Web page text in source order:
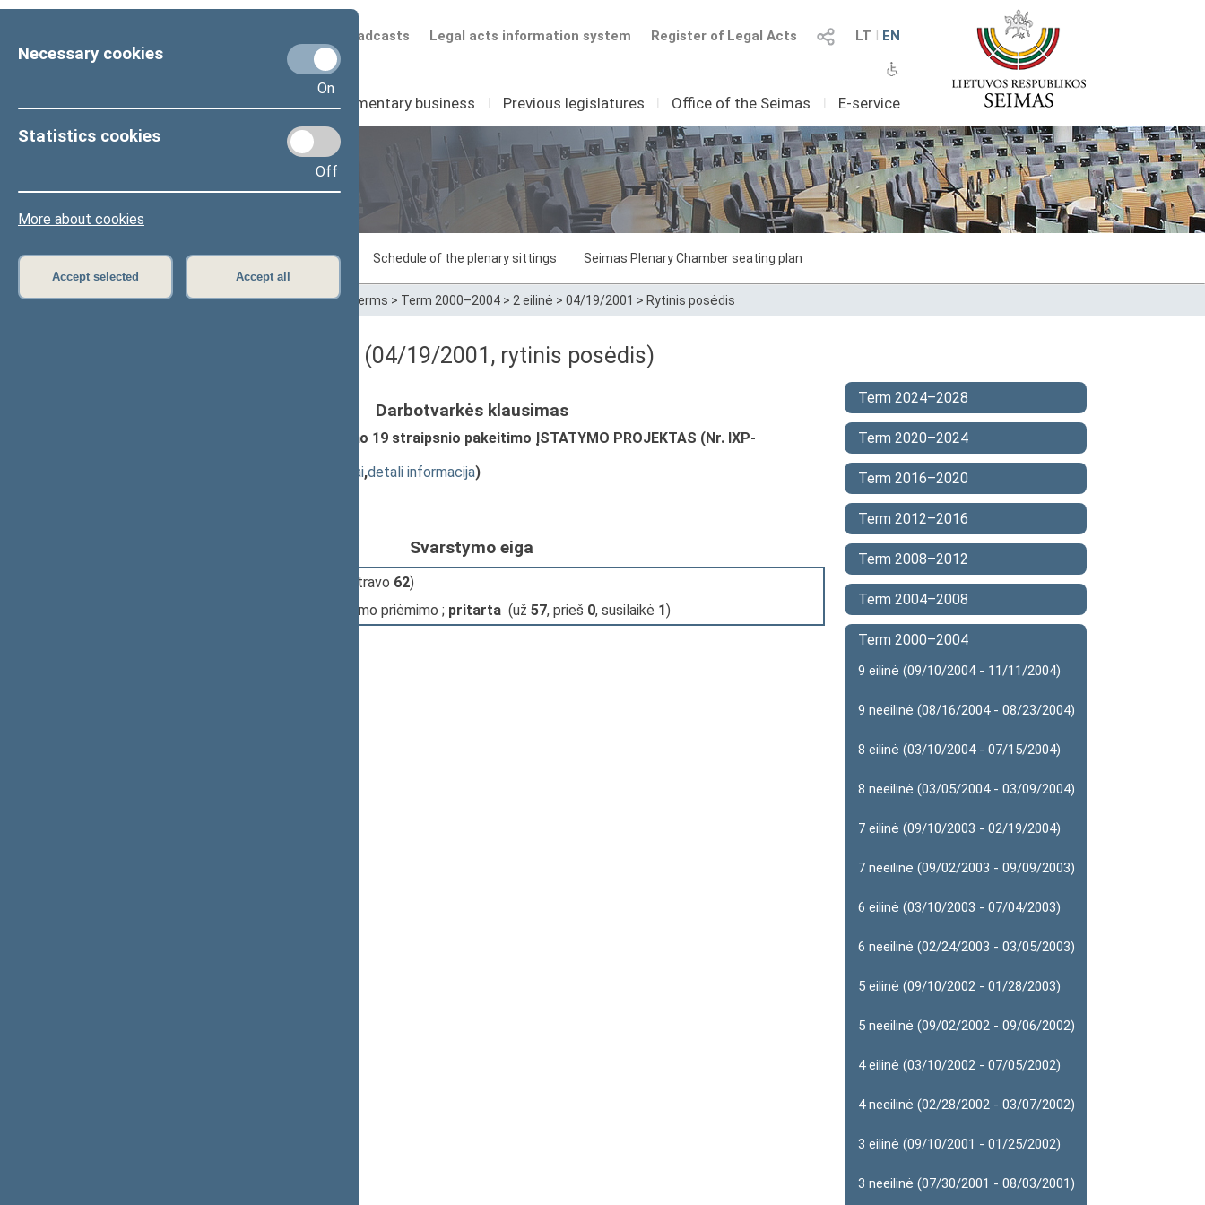
Necessary cookies
On
Statistics cookies
Off
More about cookies
Accept selected Accept all
LT I EN
Register of Legal Acts
Legal acts information system
Scheduled broadcasts
Seimas I Parliamentary business I Previous legislatures I Office of the Seimas I E-service
Sitting in progress Plenary sittings Schedule of the plenary sittings Seimas Plenary Chamber seating plan
Home>Plenary sittings>Parliamentary terms > Term 2000–2004 > 2 eilinė > 04/19/2001 > Rytinis posėdis
Darbotvarkės klausimas (04/19/2001, rytinis posėdis)
Darbotvarkės klausimas
Specialiųjų tyrimų tarnybos įstatymo 19 straipsnio pakeitimo ĮSTATYMO PROJEKTAS (Nr. IXP-
susiję dokumentai,detali informacija)
Svarstymo eiga
(užsiregistravo 62)
dėl įstatymo priėmimo ; pritarta (už 57, prieš 0, susilaikė 1)
Term 2024–2028
Term 2020–2024
Term 2016–2020
Term 2012–2016
Term 2008–2012
Term 2004–2008
Term 2000–2004
9 eilinė (09/10/2004 - 11/11/2004)
9 neeilinė (08/16/2004 - 08/23/2004)
8 eilinė (03/10/2004 - 07/15/2004)
8 neeilinė (03/05/2004 - 03/09/2004)
7 eilinė (09/10/2003 - 02/19/2004)
7 neeilinė (09/02/2003 - 09/09/2003)
6 eilinė (03/10/2003 - 07/04/2003)
6 neeilinė (02/24/2003 - 03/05/2003)
5 eilinė (09/10/2002 - 01/28/2003)
5 neeilinė (09/02/2002 - 09/06/2002)
4 eilinė (03/10/2002 - 07/05/2002)
4 neeilinė (02/28/2002 - 03/07/2002)
3 eilinė (09/10/2001 - 01/25/2002)
3 neeilinė (07/30/2001 - 08/03/2001)